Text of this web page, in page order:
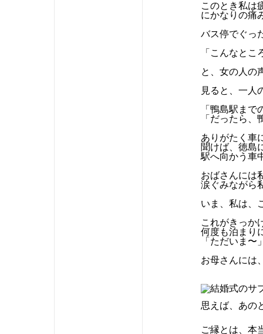
このとき私は
にかなりの痛
バス停でぐっ
「こんなとこ
と、女の人の
見ると、一人
「鴨島駅ま
「だったら
ありがたく車
聞けば、徳島
駅へ向かう車
おばさんには
涙ぐみながら
いま、私は、
これがきっか
何度も泊まり
「ただいま〜
お母さんには
思えば、あの
ご縁とは、本